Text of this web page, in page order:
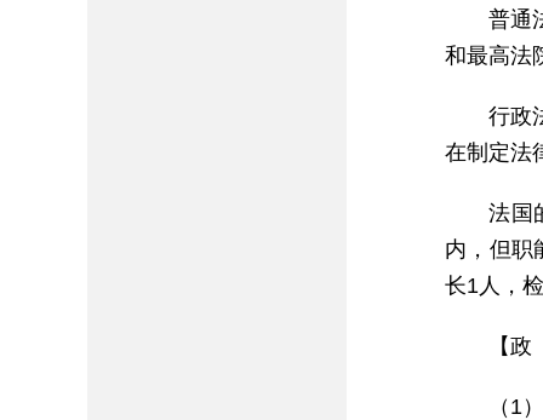
普通
和最高法
行政
在制定法
法国
内，但职
长1人，
【
（1